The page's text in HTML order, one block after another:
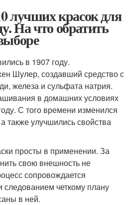
лучших красок для
На что обратить
в 1907 году.
Шулер, создавший средство с
железа и сульфата натрия.
в домашних условиях
С того времени изменился
также улучшились свойства
просты в применении. За
свою внешность не
сопровождается
следованием четкому плану
в ней.